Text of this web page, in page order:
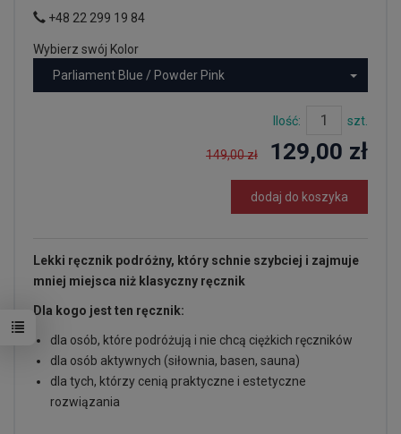
+48 22 299 19 84
Wybierz swój Kolor
Parliament Blue / Powder Pink
Ilość: szt.
149,00 zł 129,00 zł
dodaj do koszyka
Lekki ręcznik podróżny, który schnie szybciej i zajmuje
mniej miejsca niż klasyczny ręcznik
Dla kogo jest ten ręcznik:
dla osób, które podróżują i nie chcą ciężkich ręczników
dla osób aktywnych (siłownia, basen, sauna)
dla tych, którzy cenią praktyczne i estetyczne
rozwiązania